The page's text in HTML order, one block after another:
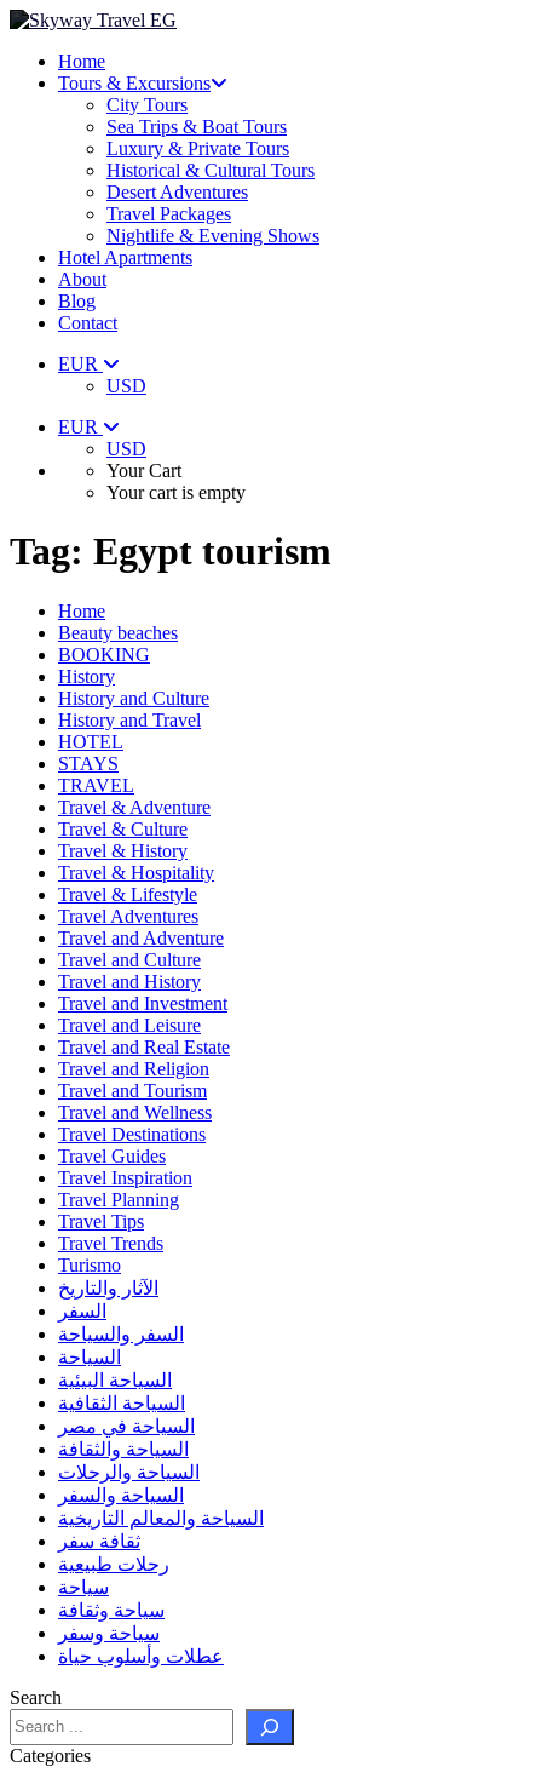
Home
Tours & Excursions
City Tours
Sea Trips & Boat Tours
Luxury & Private Tours
Historical & Cultural Tours
Desert Adventures
Travel Packages
Nightlife & Evening Shows
Hotel Apartments
About
Blog
Contact
EUR
USD
EUR
USD
Your Cart
Your cart is empty
Tag: Egypt tourism
Home
Beauty beaches
BOOKING
History
History and Culture
History and Travel
HOTEL
STAYS
TRAVEL
Travel & Adventure
Travel & Culture
Travel & History
Travel & Hospitality
Travel & Lifestyle
Travel Adventures
Travel and Adventure
Travel and Culture
Travel and History
Travel and Investment
Travel and Leisure
Travel and Real Estate
Travel and Religion
Travel and Tourism
Travel and Wellness
Travel Destinations
Travel Guides
Travel Inspiration
Travel Planning
Travel Tips
Travel Trends
Turismo
الآثار والتاريخ
السفر
السفر والسياحة
السياحة
السياحة البيئية
السياحة الثقافية
السياحة في مصر
السياحة والثقافة
السياحة والرحلات
السياحة والسفر
السياحة والمعالم التاريخية
ثقافة سفر
رحلات طبيعية
سياحة
سياحة وثقافة
سياحة وسفر
عطلات وأسلوب حياة
Search
Categories